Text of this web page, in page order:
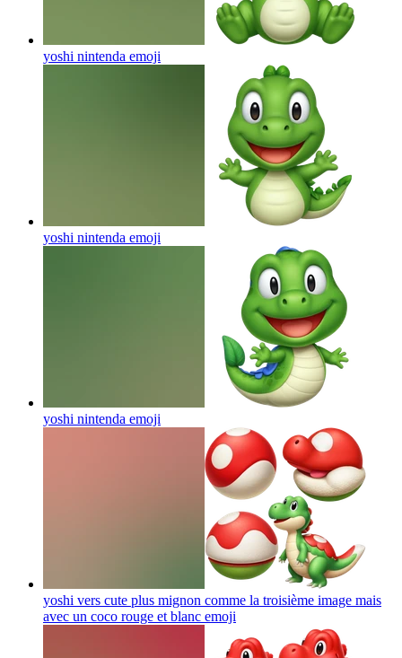
yoshi nintenda emoji
yoshi nintenda emoji
yoshi nintenda emoji
yoshi vers cute plus mignon comme la troisième image mais
avec un coco rouge et blanc emoji